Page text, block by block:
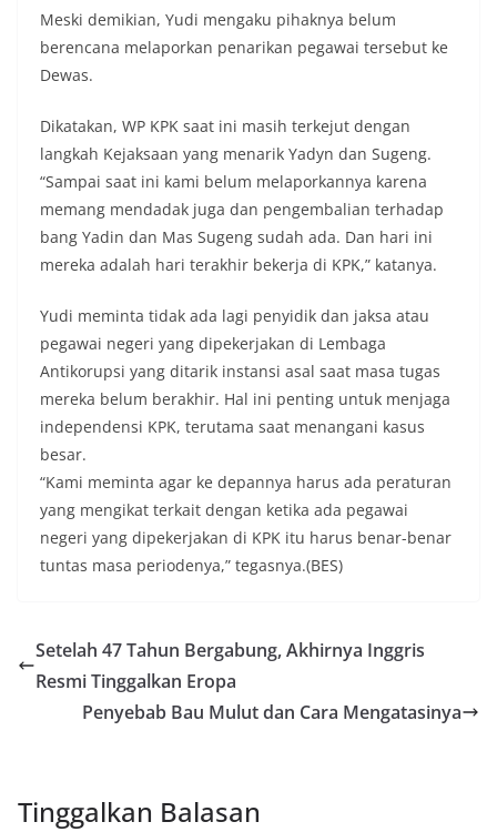
Meski demikian, Yudi mengaku pihaknya belum
berencana melaporkan penarikan pegawai tersebut ke
Dewas.
Dikatakan, WP KPK saat ini masih terkejut dengan
langkah Kejaksaan yang menarik Yadyn dan Sugeng.
“Sampai saat ini kami belum melaporkannya karena
memang mendadak juga dan pengembalian terhadap
bang Yadin dan Mas Sugeng sudah ada. Dan hari ini
mereka adalah hari terakhir bekerja di KPK,” katanya.
Yudi meminta tidak ada lagi penyidik dan jaksa atau
pegawai negeri yang dipekerjakan di Lembaga
Antikorupsi yang ditarik instansi asal saat masa tugas
mereka belum berakhir. Hal ini penting untuk menjaga
independensi KPK, terutama saat menangani kasus
besar.
“Kami meminta agar ke depannya harus ada peraturan
yang mengikat terkait dengan ketika ada pegawai
negeri yang dipekerjakan di KPK itu harus benar-benar
tuntas masa periodenya,” tegasnya.(BES)
Setelah 47 Tahun Bergabung, Akhirnya Inggris
Resmi Tinggalkan Eropa
Penyebab Bau Mulut dan Cara Mengatasinya
Tinggalkan Balasan